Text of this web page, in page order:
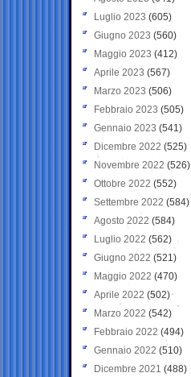
Luglio 2023 (605)
Giugno 2023 (560)
Maggio 2023 (412)
Aprile 2023 (567)
Marzo 2023 (506)
Febbraio 2023 (505)
Gennaio 2023 (541)
Dicembre 2022 (525)
Novembre 2022 (526)
Ottobre 2022 (552)
Settembre 2022 (584)
Agosto 2022 (584)
Luglio 2022 (562)
Giugno 2022 (521)
Maggio 2022 (470)
Aprile 2022 (502)
Marzo 2022 (542)
Febbraio 2022 (494)
Gennaio 2022 (510)
Dicembre 2021 (488)